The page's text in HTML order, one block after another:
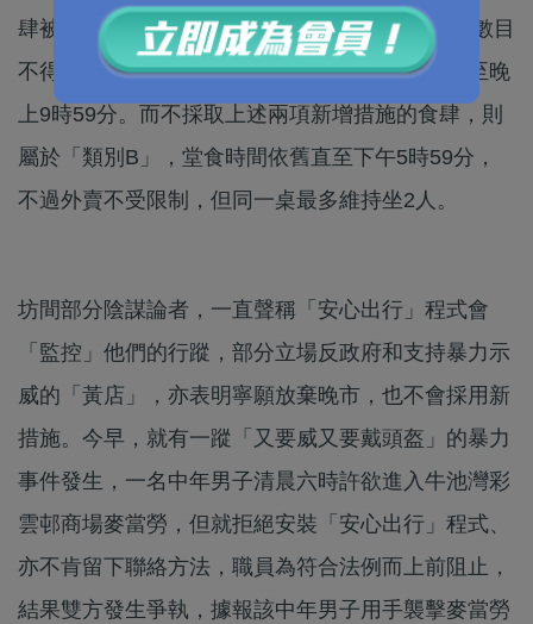
肆被列為「類別A」，同一桌可最多坐4人、客人數目
不得超過處所通常座位數目一半、堂食時間可延至晚
上9時59分。而不採取上述兩項新增措施的食肆，則
屬於「類別B」，堂食時間依舊直至下午5時59分，
不過外賣不受限制，但同一桌最多維持坐2人。
坊間部分陰謀論者，一直聲稱「安心出行」程式會
「監控」他們的行蹤，部分立場反政府和支持暴力示
威的「黃店」，亦表明寧願放棄晚市，也不會採用新
措施。今早，就有一蹤「又要威又要戴頭盔」的暴力
事件發生，一名中年男子清晨六時許欲進入牛池灣彩
雲邨商場麥當勞，但就拒絕安裝「安心出行」程式、
亦不肯留下聯絡方法，職員為符合法例而上前阻止，
結果雙方發生爭執，據報該中年男子用手襲擊麥當勞